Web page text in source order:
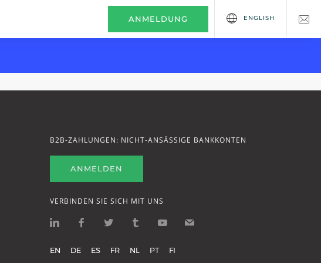
ANMELDUNG ENGLISH
B2B-ZAHLUNGEN: NICHT-ANSÄSSIGE BANKKONTEN
ANMELDEN
VERBINDEN SIE SICH MIT UNS
EN DE ES FR NL PT FI